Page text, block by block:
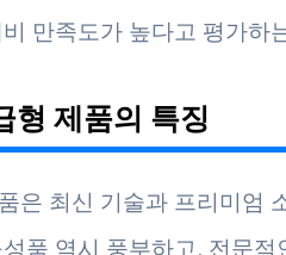
만족도가 높다고 평가하
형 제품의 특징
은 최신 기술과 프리미엄
품 역시 풍부하고, 전문